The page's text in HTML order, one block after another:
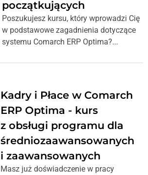
początkujących
Poszukujesz kursu, który wprowadzi Cię
w podstawowe zagadnienia dotyczące
systemu Comarch ERP Optima?...
Kadry i Płace w Comarch
ERP Optima - kurs
z obsługi programu dla
średniozaawansowanych
i zaawansowanych
Masz już doświadczenie w pracy